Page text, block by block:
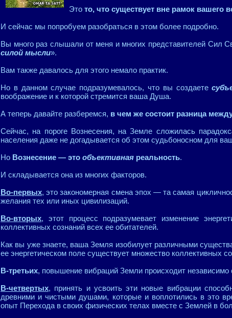
Этото, что существует вне рамок вашего
И сейчас мы попробуем разобраться в этом более подробно.
Вы много раз слышали от меня и многих представителей Сил
силой мысли».
Вам также давалось для этого немало практик.
Но в данном случае подразумевалось, что вы создаете
воображение и к которой стремится ваша Душа.
А теперь давайте разберемся, в чем же состоит разница
Сейчас, на пороге Вознесения, на Земле сложилась
населения даже не догадывается об этом судьбоносном для
Но Вознесение — это объективная реальность.
И складывается она из многих факторов.
Во-первых, это закономерная смена эпох — та самая
желания тех или иных цивилизаций.
Во-вторых, этот процесс подразумевает изменение
коллективных сознаний всех ее обитателей.
Как вы уже знаете, ваша Земля изобилует различными
ее энергетическом поле существует множество коллективных
В-третьих, повышение вибраций Земли происходит независимо
В-четвертых, принять и усвоить эти новые вибрации
древними и чистыми душами, которые и воплотились в это
опыт Перехода в своих физических телах вместе с Землей в